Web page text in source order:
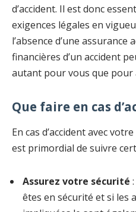
d’accident. Il est donc
exigences légales en
l’absence d’une assurance
financières d’un accident
autant pour vous que pour
Que faire en cas
En cas d’accident avec
est primordial de suivre
Assurez votre sécurité
êtes en sécurité et si les